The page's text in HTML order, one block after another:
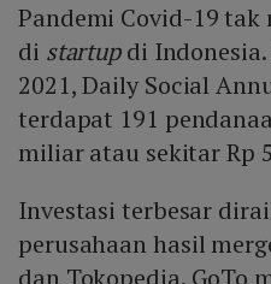
Pandemi Covid-19
di startupdi Indonesia.
2021, Daily Social
terdapat 191
miliar atau sekitar Rp
Investasi terbesar
perusahaan hasil